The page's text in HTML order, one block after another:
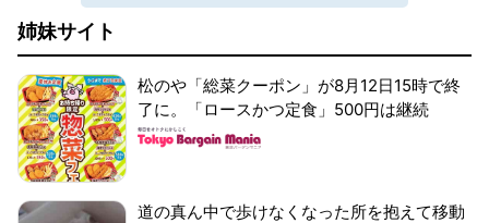
姉妹サイト
松のや「総菜クーポン」が8月12日15時で終
了に。「ロースかつ定食」500円は継続
道の真ん中で歩けなくなった所を抱えて移動